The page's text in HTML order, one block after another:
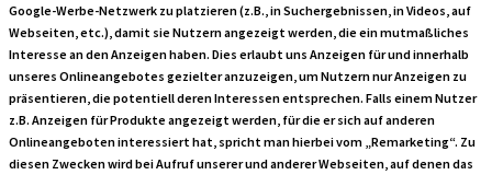
Google-Werbe-Netzwerk zu platzieren (z.B., in Suchergebnissen, in Videos, auf
Webseiten, etc.), damit sie Nutzern angezeigt werden, die ein mutmaßliches
Interesse an den Anzeigen haben. Dies erlaubt uns Anzeigen für und innerhalb
unseres Onlineangebotes gezielter anzuzeigen, um Nutzern nur Anzeigen zu
präsentieren, die potentiell deren Interessen entsprechen. Falls einem Nutzer
z.B. Anzeigen für Produkte angezeigt werden, für die er sich auf anderen
Onlineangeboten interessiert hat, spricht man hierbei vom „Remarketing“. Zu
diesen Zwecken wird bei Aufruf unserer und anderer Webseiten, auf denen das